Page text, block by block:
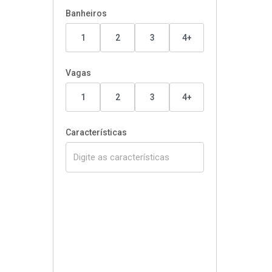
Banheiros
1 2 3 4+
Vagas
1 2 3 4+
Características